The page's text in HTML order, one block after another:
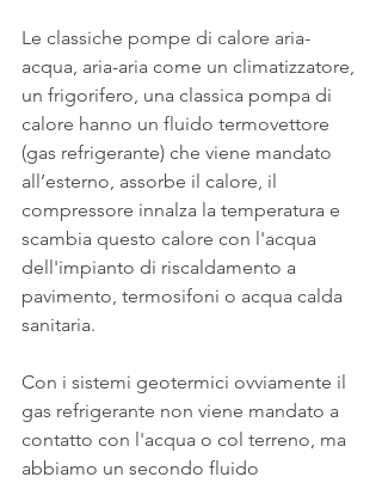
Le classiche pompe di calore aria-
acqua, aria-aria come un climatizzatore,
un frigorifero, una classica pompa di
calore hanno un fluido termovettore
(gas refrigerante) che viene mandato
all’esterno, assorbe il calore, il
compressore innalza la temperatura e
scambia questo calore con l'acqua
dell'impianto di riscaldamento a
pavimento, termosifoni o acqua calda
sanitaria.
Con i sistemi geotermici ovviamente il
gas refrigerante non viene mandato a
contatto con l'acqua o col terreno, ma
abbiamo un secondo fluido